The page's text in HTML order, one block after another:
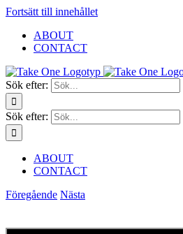
Fortsätt till innehållet
ABOUT
CONTACT
Sök efter:
Sök efter:
ABOUT
CONTACT
Föregående Nästa